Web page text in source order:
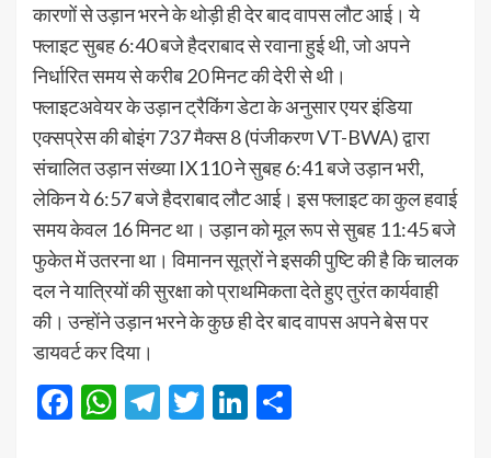
कारणों से उड़ान भरने के थोड़ी ही देर बाद वापस लौट आई। ये
फ्लाइट सुबह 6:40 बजे हैदराबाद से रवाना हुई थी, जो अपने
निर्धारित समय से करीब 20 मिनट की देरी से थी।
फ्लाइटअवेयर के उड़ान ट्रैकिंग डेटा के अनुसार एयर इंडिया
एक्सप्रेस की बोइंग 737 मैक्स 8 (पंजीकरण VT-BWA) द्वारा
संचालित उड़ान संख्‍या IX110 ने सुबह 6:41 बजे उड़ान भरी,
लेकिन ये 6:57 बजे हैदराबाद लौट आई। इस फ्लाइट का कुल हवाई
समय केवल 16 मिनट था। उड़ान को मूल रूप से सुबह 11:45 बजे
फुकेत में उतरना था। विमानन सूत्रों ने इसकी पुष्टि की है कि चालक
दल ने यात्रियों की सुरक्षा को प्राथमिकता देते हुए तुरंत कार्यवाही
की। उन्‍होंने उड़ान भरने के कुछ ही देर बाद वापस अपने बेस पर
डायवर्ट कर दिया।
Facebook
WhatsApp
Telegram
TwitterLinkedIn